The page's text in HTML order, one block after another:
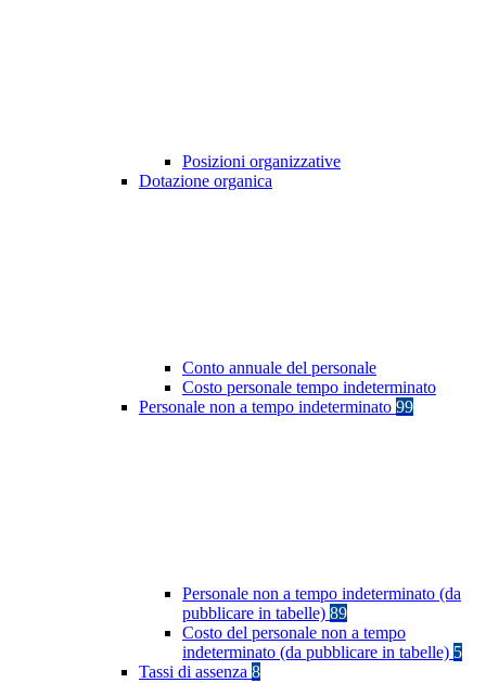
Posizioni organizzative
Dotazione organica
Conto annuale del personale
Costo personale tempo indeterminato
Personale non a tempo indeterminato 99
Personale non a tempo indeterminato (da
pubblicare in tabelle) 89
Costo del personale non a tempo
indeterminato (da pubblicare in tabelle) 5
Tassi di assenza 8